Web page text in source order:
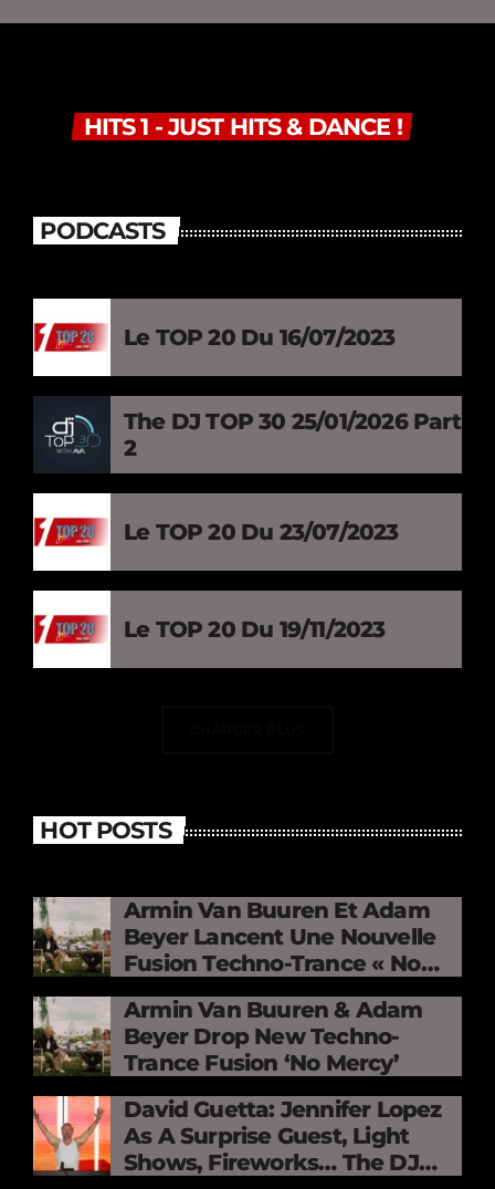
HITS 1 - JUST HITS & DANCE !
PODCASTS
Le TOP 20 Du 16/07/2023
The DJ TOP 30 25/01/2026 Part
2
Le TOP 20 Du 23/07/2023
Le TOP 20 Du 19/11/2023
HOT POSTS
Armin Van Buuren Et Adam
Beyer Lancent Une Nouvelle
Fusion Techno-Trance « No
Mercy »
Armin Van Buuren & Adam
Beyer Drop New Techno-
Trance Fusion ‘No Mercy’
David Guetta: Jennifer Lopez
As A Surprise Guest, Light
Shows, Fireworks… The DJ